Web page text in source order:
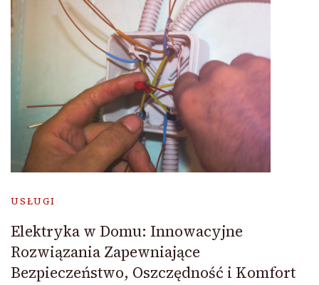
USŁUGI
Elektryka w Domu: Innowacyjne
Rozwiązania Zapewniające
Bezpieczeństwo, Oszczędność i Komfort